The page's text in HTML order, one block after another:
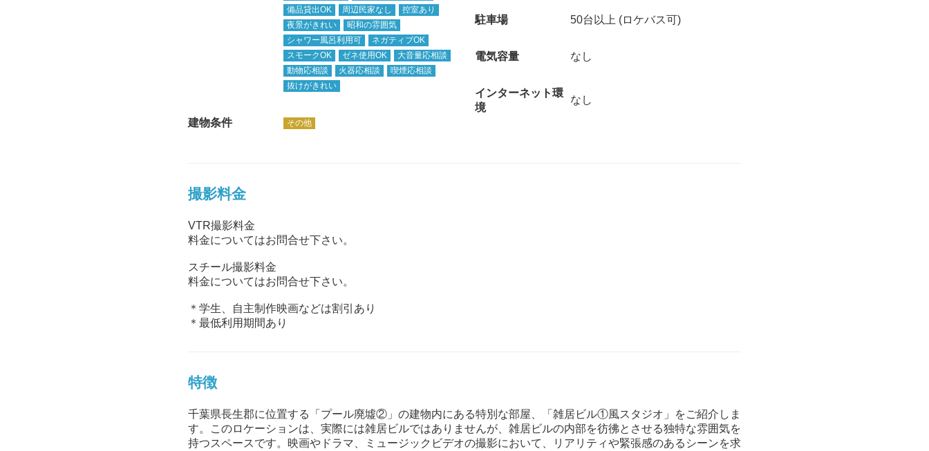
備品貸出OK
周辺民家なし
控室あり
夜景がきれい
昭和の雰囲気
シャワー風呂利用可
ネガティブOK
スモークOK
ゼネ使用OK
大音量応相談
動物応相談
火器応相談
喫煙応相談
抜けがきれい
建物条件 その他
駐車場 50台以上 (ロケバス可)
電気容量 なし
インターネット環
境
なし
撮影料金
VTR撮影料金
料金についてはお問合せ下さい。
スチール撮影料金
料金についてはお問合せ下さい。
＊学生、自主制作映画などは割引あり
＊最低利用期間あり
特徴
千葉県長生郡に位置する「プール廃墟②」の建物内にある特別な部屋、「雑居ビル①風スタジオ」をご紹介しま
す。このロケーションは、実際には雑居ビルではありませんが、雑居ビルの内部を彷彿とさせる独特な雰囲気を
持つスペースです。映画やドラマ、ミュージックビデオの撮影において、リアリティや緊張感のあるシーンを求